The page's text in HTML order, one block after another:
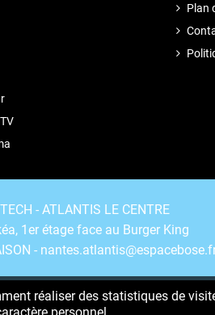
Plan
- ATLANTIS LE CENTRE
1er étage face au Burger King
-
réaliser des statistiques de